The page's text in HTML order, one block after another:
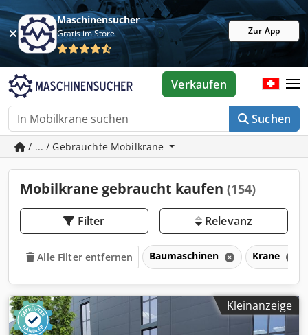
Maschinensucher
Gratis im Store Zur App
Suchen
Verkaufen
/ ... / Gebrauchte Mobilkrane
Mobilkrane gebraucht kaufen (154)
Filter Relevanz
Alle Filter entfernen Baumaschinen Krane
Kleinanzeige